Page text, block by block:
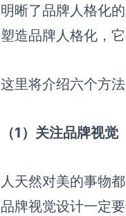
明晰了品牌人格化
塑造品牌人格化，
这里将介绍六个方
（1）关注品牌视觉
人天然对美的事物
品牌视觉设计一定